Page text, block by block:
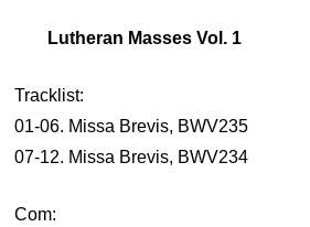
Lutheran Masses Vol. 1
Tracklist:
01-06. Missa Brevis, BWV235
07-12. Missa Brevis, BWV234
Com: